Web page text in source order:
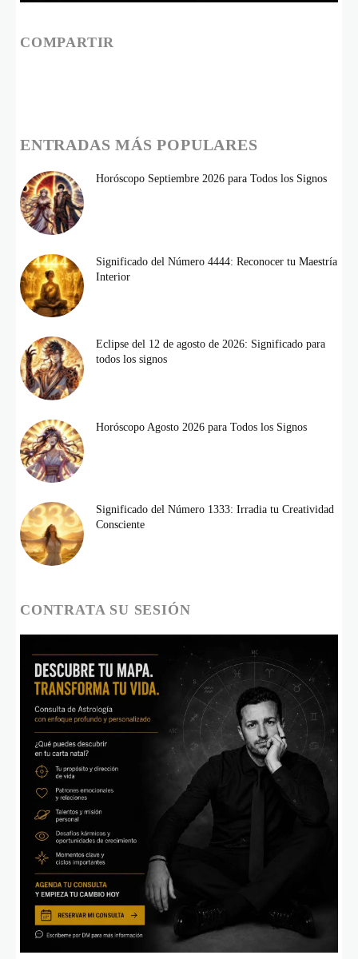
COMPARTIR
ENTRADAS MÁS POPULARES
Horóscopo Septiembre 2026 para Todos los Signos
Significado del Número 4444: Reconocer tu Maestría
Interior
Eclipse del 12 de agosto de 2026: Significado para
todos los signos
Horóscopo Agosto 2026 para Todos los Signos
Significado del Número 1333: Irradia tu Creatividad
Consciente
CONTRATA SU SESIÓN